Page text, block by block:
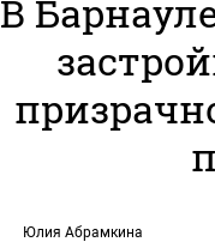
В
Юлия Абрамкина